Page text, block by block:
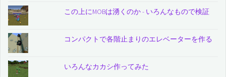
この上にMOBは湧くのか - いろんなもので検証
コンパクトで各階止まりのエレベーターを作る
いろんなカカシ作ってみた